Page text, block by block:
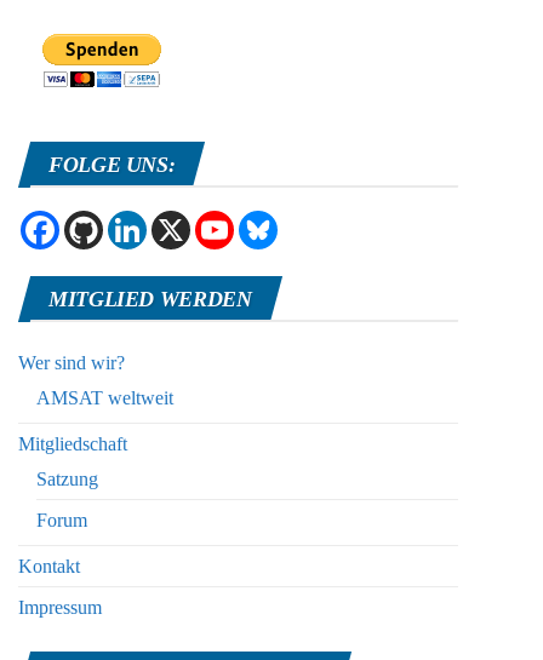
FOLGE UNS:
MITGLIED WERDEN
Wer sind wir?
AMSAT weltweit
Mitgliedschaft
Satzung
Forum
Kontakt
Impressum